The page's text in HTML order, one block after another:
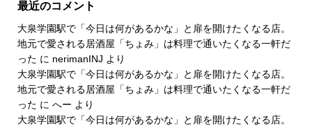
最近のコメント
大泉学園駅で「今日は何があるかな」と扉を開けたくなる店。
地元で愛される居酒屋「ちょみ」は料理で通いたくなる一軒だ
った に nerimanINJ より
大泉学園駅で「今日は何があるかな」と扉を開けたくなる店。
地元で愛される居酒屋「ちょみ」は料理で通いたくなる一軒だ
った に へー より
大泉学園駅で「今日は何があるかな」と扉を開けたくなる店。